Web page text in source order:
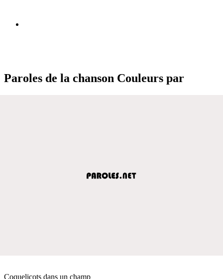
Paroles de la chanson Couleurs par
Coquelicots dans un champ